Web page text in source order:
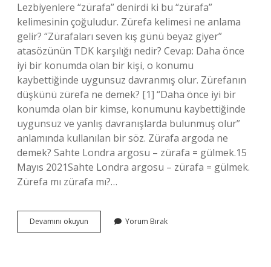
Lezbiyenlere “zürafa” denirdi ki bu “zürafa”
kelimesinin çoğuludur. Zürefa kelimesi ne anlama
gelir? “Zürafaları seven kış günü beyaz giyer”
atasözünün TDK karşılığı nedir? Cevap: Daha önce
iyi bir konumda olan bir kişi, o konumu
kaybettiğinde uygunsuz davranmış olur. Zürefanın
düşkünü zürefa ne demek? [1] “Daha önce iyi bir
konumda olan bir kimse, konumunu kaybettiğinde
uygunsuz ve yanlış davranışlarda bulunmuş olur”
anlamında kullanılan bir söz. Zürafa argoda ne
demek? Sahte Londra argosu – zürafa = gülmek.15
Mayıs 2021Sahte Londra argosu – zürafa = gülmek.
Zürefa mı zürafa mı?…
Devamını okuyun Osmanlıca
Zürefa
Yorum Bırak